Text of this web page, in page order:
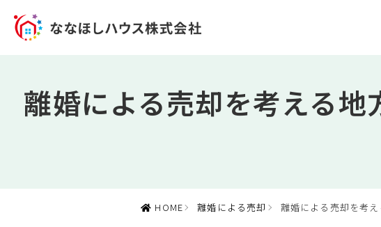
離婚による売却を考える
HOME 離婚による売却 離婚による売却を考